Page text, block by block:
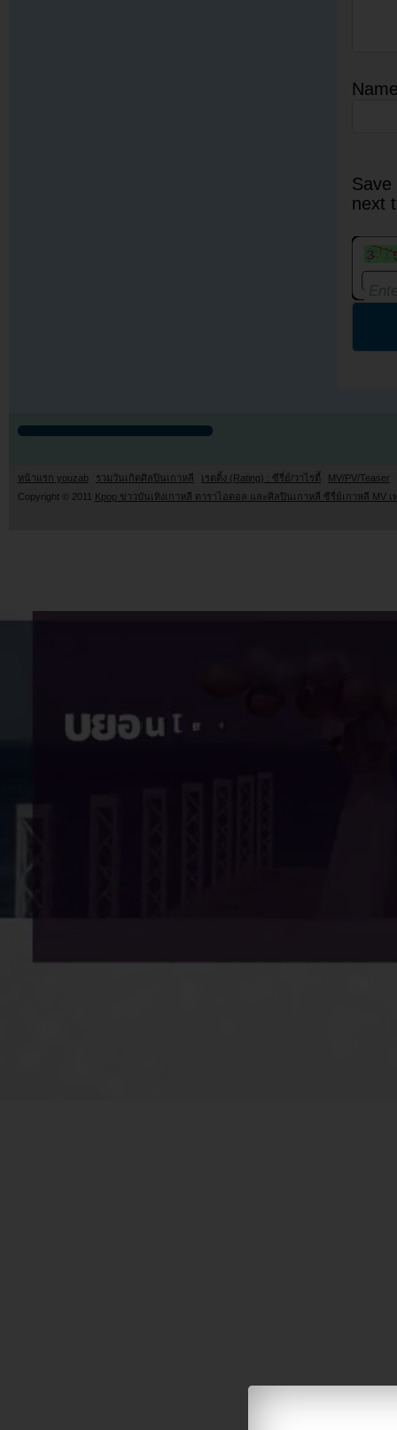
next
หน้าแรก youzab รวมวันเกิดศิลปินเกาหลี เรตติ้ง (Rating) : ซีรี่ย์/วาไรตี้
MV/PV/Teaser
Copyright © 2011 Kpop ข่าวบันเทิงเกาหลี ดาราไอดอล และศิลปินเกาหลี ซีรี่ย์เกาหลี MV